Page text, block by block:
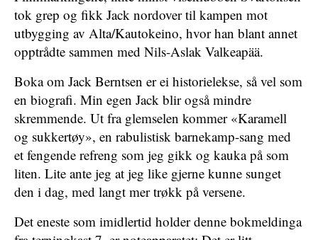
tok grep og fikk Jack nordover til kampen mot
utbygging av Alta/Kautokeino, hvor han blant annet
opptrådte sammen med Nils-Aslak Valkeapää.
Boka om Jack Berntsen er ei historielekse, så vel som
en biografi. Min egen Jack blir også mindre
skremmende. Ut fra glemselen kommer «Karamell
og sukkertøy», en rabulistisk barnekamp-sang med
et fengende refreng som jeg gikk og kauka på som
liten. Lite ante jeg at jeg like gjerne kunne sunget
den i dag, med langt mer trøkk på versene.
Det eneste som imidlertid holder denne bokmeldinga